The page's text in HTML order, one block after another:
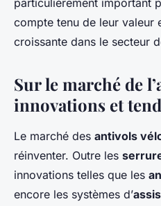
particulièrement important
compte tenu de leur valeur
croissante dans le secteur
Sur le marché de
innovations et
Le marché des antivols
réinventer. Outre les
innovations telles que les
encore les systèmes d’